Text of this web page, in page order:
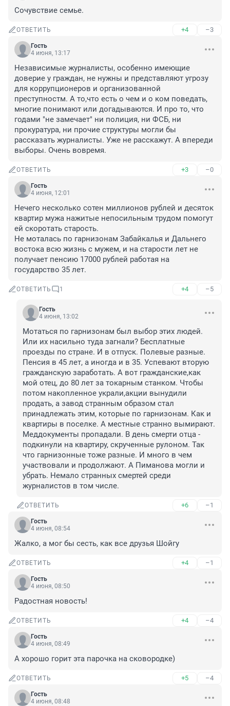
Сочувствие семье.
ОТВЕТИТЬ +4 –3
Гость
4 июня, 13:17
Независимые журналисты, особенно имеющие
доверие у граждан, не нужны и представляют угрозу
для коррупционеров и организованной
преступностм. А то,что есть о чем и о ком поведать,
многие понимают или догадываются. И про то, что
годами "не замечает" ни полиция, ни ФСБ, ни
прокуратура, ни прочие структуры могли бы
рассказать журналисты. Уже не расскажут. А впереди
выборы. Очень вовремя.
ОТВЕТИТЬ +3 –0
Гость
4 июня, 12:01
Нечего несколько сотен миллионов рублей и десяток
квартир мужа нажитые непосильным трудом помогут
ей скоротать старость.
Не моталась по гарнизонам Забайкалья и Дальнего
востока всю жизнь с мужем, и на старости лет не
получает пенсию 17000 рублей работая на
государство 35 лет.
ОТВЕТИТЬ 1 +4 –5
Гость
4 июня, 13:02
Мотаться по гарнизонам был выбор этих людей.
Или их насильно туда загнали? Бесплатные
проезды по стране. И в отпуск. Полевые разные.
Пенсия в 45 лет, а иногда и в 35. Успевают вторую
гражданскую заработать. А вот гражданские,как
мой отец, до 80 лет за токарным станком. Чтобы
потом накопленное украли,акции вынудили
продать, а завод странным образом стал
принадлежать этим, которые по гарнизонам. Как и
квартиры в поселке. А местные странно вымирают.
Меддокументы пропадали. В день смерти отца -
подкинули на квартиру, скрученные рулоном. Так
что гарнизонные тоже разные. И много в чем
участвовали и продолжают. А Пиманова могли и
убрать. Немало странных смертей среди
журналистов в том числе.
ОТВЕТИТЬ +6 –1
Гость
4 июня, 08:54
Жалко, а мог бы сесть, как все друзья Шойгу
ОТВЕТИТЬ +4 –1
Гость
4 июня, 08:50
Радостная новость!
ОТВЕТИТЬ +4 –4
Гость
4 июня, 08:49
А хорошо горит эта парочка на сковородке)
ОТВЕТИТЬ +5 –4
Гость
4 июня, 08:48